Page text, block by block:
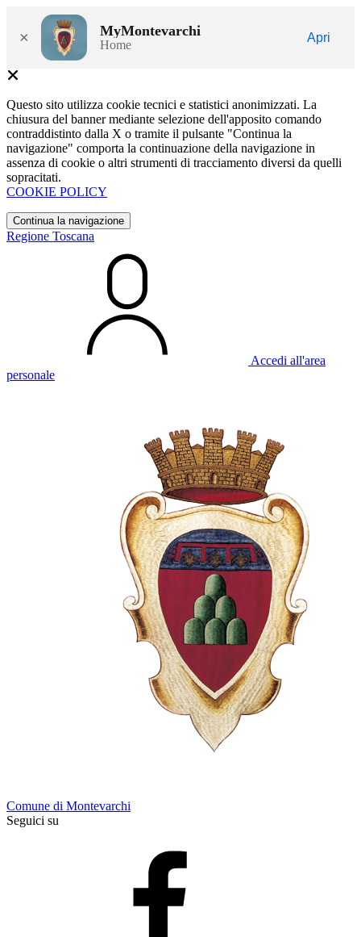
× MyMontevarchi
Home
Apri
Questo sito utilizza cookie tecnici e statistici anonimizzati. La
chiusura del banner mediante selezione dell'apposito comando
contraddistinto dalla X o tramite il pulsante "Continua la
navigazione" comporta la continuazione della navigazione in
assenza di cookie o altri strumenti di tracciamento diversi da quelli
sopracitati.
COOKIE POLICY
Continua la navigazione
Regione Toscana
Accedi all'area
personale
Comune di Montevarchi
Seguici su